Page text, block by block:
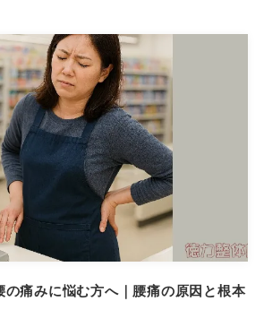
痛みに悩む方へ｜腰痛の原因と根本